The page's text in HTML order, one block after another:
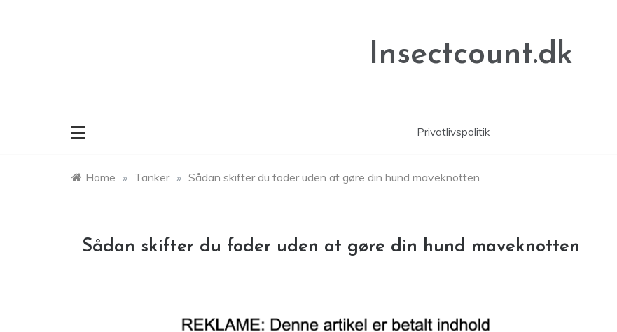
Insectcount.dk
Privatlivspolitik
Home » Tanker » Sådan skifter du foder uden at gøre din hund maveknotten
Sådan skifter du foder uden at gøre din hund maveknotten